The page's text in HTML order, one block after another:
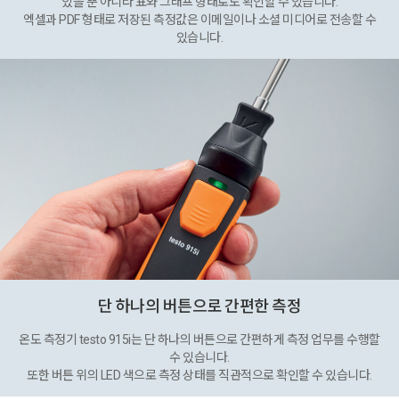
엑셀과 PDF 형태로 저장된 측정값은 이메일이나 소셜 미디어로 전송할 수
있습니다.
단 하나의 버튼으로 간편한 측정
온도 측정기 testo 915i는 단 하나의 버튼으로 간편하게 측정 업무를 수행할
수 있습니다.
또한 버튼 위의 LED 색으로 측정 상태를 직관적으로 확인할 수 있습니다.